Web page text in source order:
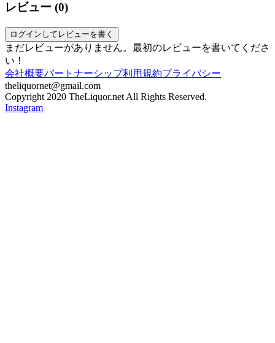
レビュー (0)
ログインしてレビューを書く
まだレビューがありません。最初のレビューを書いてくださ
い！
会社概要パートナーシップ利用規約プライバシー
theliquornet@gmail.com
Copyright 2020 TheLiquor.net All Rights Reserved.
Instagram